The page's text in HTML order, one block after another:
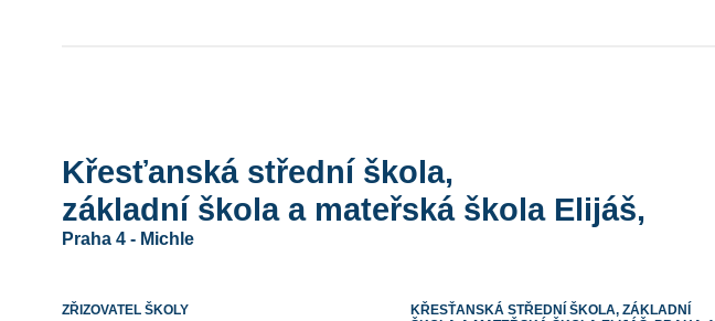
Křesťanská střední škola,
základní škola a mateřská škola Elijáš,
Praha 4 - Michle
ZŘIZOVATEL ŠKOLY
KŘESŤANSKÁ STŘEDNÍ ŠKOLA, ZÁKLADNÍ